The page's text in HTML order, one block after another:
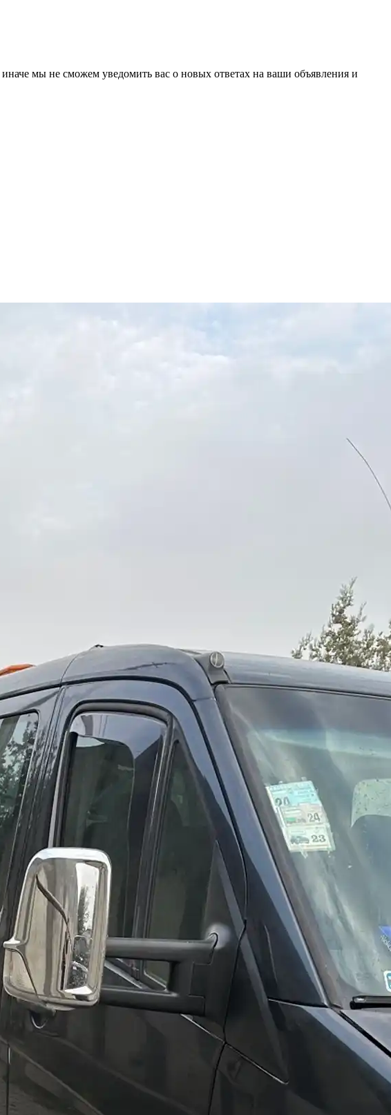
мы не сможем уведомить вас о новых ответах на ваши объявления и